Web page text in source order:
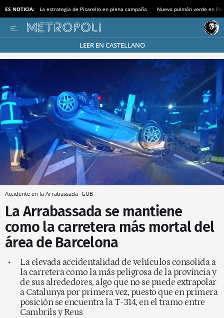
ES NOTICIA: La estrategia de Pisarello en plena campaña Nuevo pulmón verde en
LEER EN CASTELLANO
Pásate al MODO AHORRO
Accidente en la Arrabassada GUB
La Arrabassada se mantiene
como la carretera más mortal del
área de Barcelona
La elevada accidentalidad de vehículos consolida a
la carretera como la más peligrosa de la provincia y
de sus alrededores, algo que no se puede extrapolar
a Catalunya por primera vez, puesto que en primera
posición se encuentra la T-314, en el tramo entre
Cambrils y Reus